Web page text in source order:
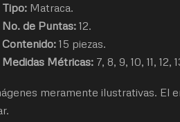
Tipo: Matraca.
No. de Puntas: 12.
Contenido: 15 piezas.
Medidas Métricas: 7, 8, 9, 10, 11, 12,
meramente ilustrativas. El